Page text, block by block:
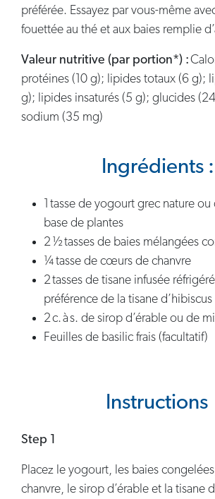
préférée. Essayez par vous-même
fouettée au thé et aux baies remplie
Valeur nutritive (par portion*) :
protéines (10 g); lipides totaux (6 g);
g); lipides insaturés (5 g); glucides
sodium (35 mg)
Ingrédients :
1 tasse de yogourt grec nature
base de plantes
2 ½ tasses de baies mélangées
¼ tasse de cœurs de chanvre
2 tasses de tisane infusée
préférence de la tisane d’hibiscus
2 c. à s. de sirop d’érable ou de
Feuilles de basilic frais (facultatif)
Instructions
Step 1
Placez le yogourt, les baies
chanvre, le sirop d’érable et la tisane